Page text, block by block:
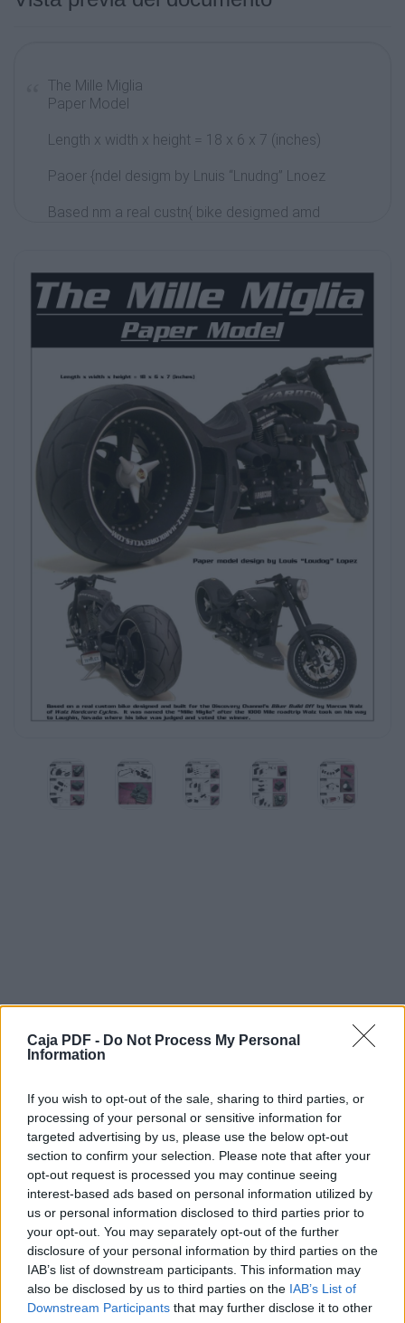
Caja PDF - Do Not Process My Personal
Information
If you wish to opt-out of the sale, sharing to third parties, or
processing of your personal or sensitive information for
targeted advertising by us, please use the below opt-out
section to confirm your selection. Please note that after your
opt-out request is processed you may continue seeing
interest-based ads based on personal information utilized by
us or personal information disclosed to third parties prior to
your opt-out. You may separately opt-out of the further
disclosure of your personal information by third parties on the
IAB’s list of downstream participants. This information may
also be disclosed by us to third parties on the IAB’s List of
Downstream Participants that may further disclose it to other
The Mille Miglia
Paper Model
Length x width x height = 18 x 6 x 7 (inches)
Paoer {ndel desigm by Lnuis “Lnudng” Lnoez
Based nm a real custn{ bike desigmed amd
“Mille Miglia” after the 1000 Mile rnadtrio Walz
tnnk nm his way
to Laughin, Nevada where his bike was judged
and voted the winner.
Transmission Assembly
Trans-1
A-5
A-3
Trans-2
A-20
A-6
A-18
A-7
A-17
Trans-3
A-1
A-15
A-8
A-11
A-13
Color inner side black
Trans-3
Trans-1
Engine Assembly
Engine-1
Tip: Cut the part in
half along the fold
line and then glue
Descargar el documento (PDF)
MilleMiglia_byLoudog_instructions.pdf (PDF, 8.1 MB)
Descargar